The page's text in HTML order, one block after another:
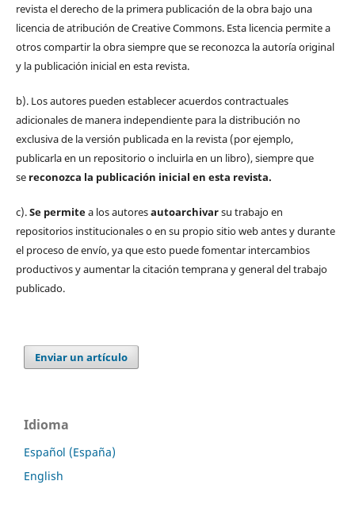
revista el derecho de la primera publicación de la obra bajo una
licencia de atribución de Creative Commons. Esta licencia permite a
otros compartir la obra siempre que se reconozca la autoría original
y la publicación inicial en esta revista.
b). Los autores pueden establecer acuerdos contractuales
adicionales de manera independiente para la distribución no
exclusiva de la versión publicada en la revista (por ejemplo,
publicarla en un repositorio o incluirla en un libro), siempre que
sereconozca la publicación inicial en esta revista.
c).Se permitea los autoresautoarchivarsu trabajo en
repositorios institucionales o en su propio sitio web antes y durante
el proceso de envío, ya que esto puede fomentar intercambios
productivos y aumentar la citación temprana y general del trabajo
publicado.
Enviar un artículo
Idioma
Español (España)
English